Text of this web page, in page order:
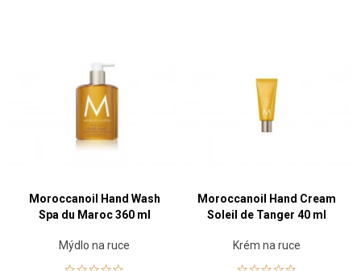
Moroccanoil Hand Wash
Spa du Maroc 360 ml
Mýdlo na ruce
Moroccanoil Hand Cream
Soleil de Tanger 40 ml
Krém na ruce